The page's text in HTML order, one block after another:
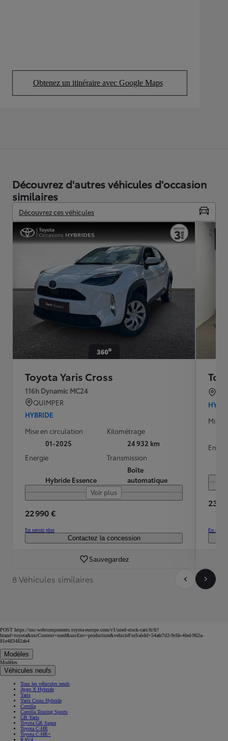
Obtenez un itinéraire avec Google Maps
(Opens in new tab)
Découvrez d'autres véhicules d'occasion
similaires
Découvrez ces véhicules
Toyota Yaris Cross
116h Dynamic MC24
QUIMPER
HYBRIDE
Mise en circulation
01-2025
Kilométrage
24 932 km
Energie
Hybride Essence
Transmission
Boîte
automatique
Voir plus
22 990 €
En savoir plus
Contactez la concession
Sauvegardez
Mise
23
En
8 Véhicules similaires
POST https://usc-webcomponents.toyota-europe.com/v1/used-stock-cars/fr/fr?
brand=toyota&uscContext=used&uscEnv=production&vehicleForSaleId=54afe7d2-9c6b-4fed-962a-
81e483482ab4
Modèles
Modèles
Véhicules neufs
Tous les véhicules neufs
Aygo X Hybride
Yaris
Yaris Cross Hybride
Corolla
Corolla Touring Sports
GR Yaris
Toyota GR Supra
Toyota C-HR
Toyota C-HR+
RAV4